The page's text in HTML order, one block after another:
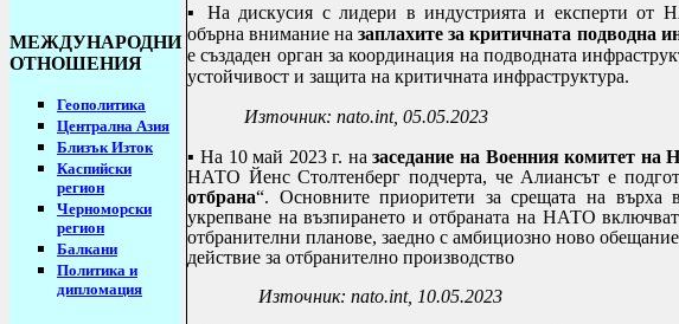
МЕЖДУНАРОДНИ
ОТНОШЕНИЯ
Геополитика
Централна Азия
Близък Изток
Каспийски
регион
Черноморски
регион
Балкани
Политика и
дипломация
▪ На дискусия с лидери в индустрията и експерти от
обърна внимание назаплахите за критичната подводна
е създаден орган за координация на подводната
устойчивост и защита на критичната инфраструктура.
Източник: nato.int, 05.05.2023
▪На 10 май 2023 г. назаседание на Военния комитет на
НАТО Йенс Столтенберг подчерта, че Алиансът е
отбрана“. Основните приоритети за срещата на
укрепване на възпирането и отбраната на НАТО
отбранителни планове, заедно с амбициозно ново
действие за отбранително производство
Източник: nato.int, 10.05.2023